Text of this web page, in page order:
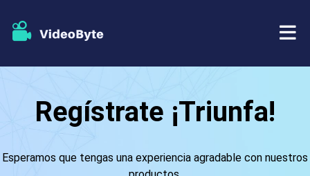
Extractor de BD-DVD
Extractor de DVD
Almacenar
Recursos
Regístrate ¡Triunfa!
Esperamos que tengas una experiencia agradable con nuestros